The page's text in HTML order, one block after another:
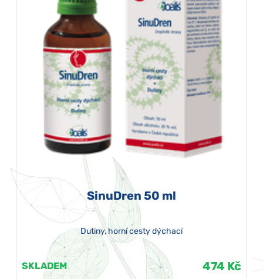
SinuDren 50 ml
Dutiny, horní cesty dýchací
SKLADEM 474 Kč